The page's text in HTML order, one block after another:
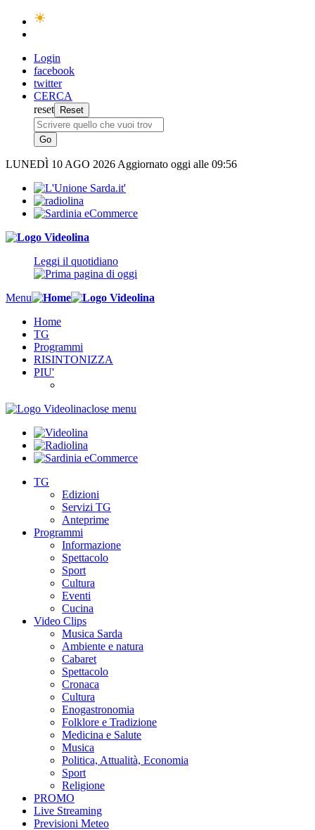
Login
facebook
twitter
CERCA
reset
LUNEDÌ 10 AGO 2026 Aggiornato oggi alle 09:56
Leggi il quotidiano
Menu
Home
TG
Programmi
RISINTONIZZA
PIU'
close menu
TG
Edizioni
Servizi TG
Anteprime
Programmi
Informazione
Spettacolo
Sport
Cultura
Eventi
Cucina
Video Clips
Musica Sarda
Ambiente e natura
Cabaret
Spettacolo
Cronaca
Cultura
Enogastronomia
Folklore e Tradizione
Medicina e Salute
Musica
Politica, Attualità, Economia
Sport
Religione
PROMO
Live Streaming
Previsioni Meteo